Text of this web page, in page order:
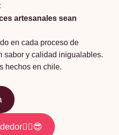
artesanales sean
en cada proceso de
sabor y calidad inigualables.
hechos en chile.